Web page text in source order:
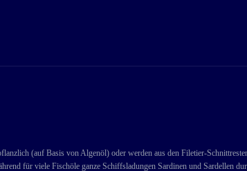
(auf Basis von Algenöl) oder werden aus den Filetier-
für viele Fischöle ganze Schiffsladungen Sardinen und Sardellen